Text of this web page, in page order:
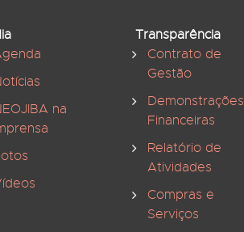
na
Transparência
Contrato de
Gestão
Demonstrações
Financeiras
Relatório de
Atividades
Compras e
Serviços